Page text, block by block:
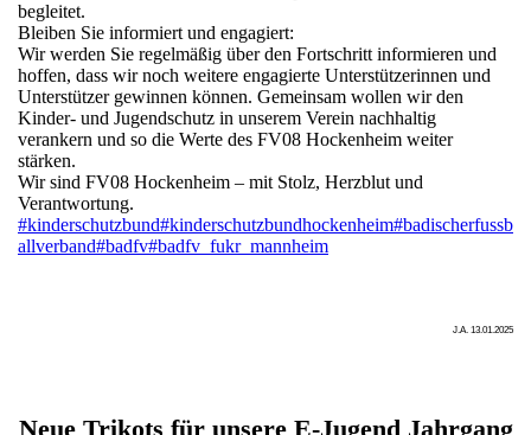
begleitet.
Bleiben Sie informiert und engagiert:
Wir werden Sie regelmäßig über den Fortschritt informieren und
hoffen, dass wir noch weitere engagierte Unterstützerinnen und
Unterstützer gewinnen können. Gemeinsam wollen wir den
Kinder- und Jugendschutz in unserem Verein nachhaltig
verankern und so die Werte des FV08 Hockenheim weiter
stärken.
Wir sind FV08 Hockenheim – mit Stolz, Herzblut und
Verantwortung.
#kinderschutzbund#kinderschutzbundhockenheim#badischerfussb
allverband#badfv#badfv_fukr_mannheim
J.A. 13.01.2025
Neue Trikots für unsere E-Jugend Jahrgang